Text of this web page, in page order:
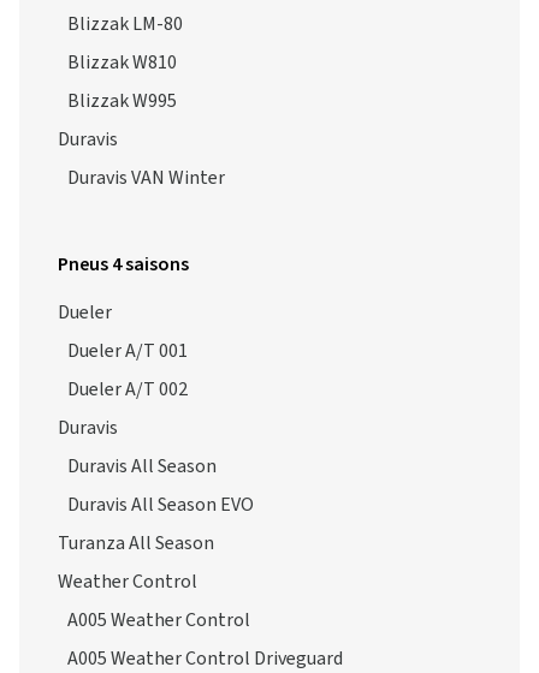
Blizzak LM-80
Blizzak W810
Blizzak W995
Duravis
Duravis VAN Winter
Pneus 4 saisons
Dueler
Dueler A/T 001
Dueler A/T 002
Duravis
Duravis All Season
Duravis All Season EVO
Turanza All Season
Weather Control
A005 Weather Control
A005 Weather Control Driveguard